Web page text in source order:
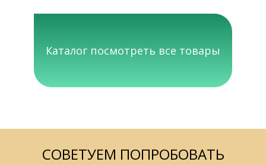
Каталог посмотреть все товары
СОВЕТУЕМ ПОПРОБОВАТЬ